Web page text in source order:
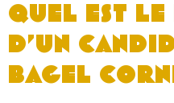
QUEL EST LE
D’UN
BAGEL